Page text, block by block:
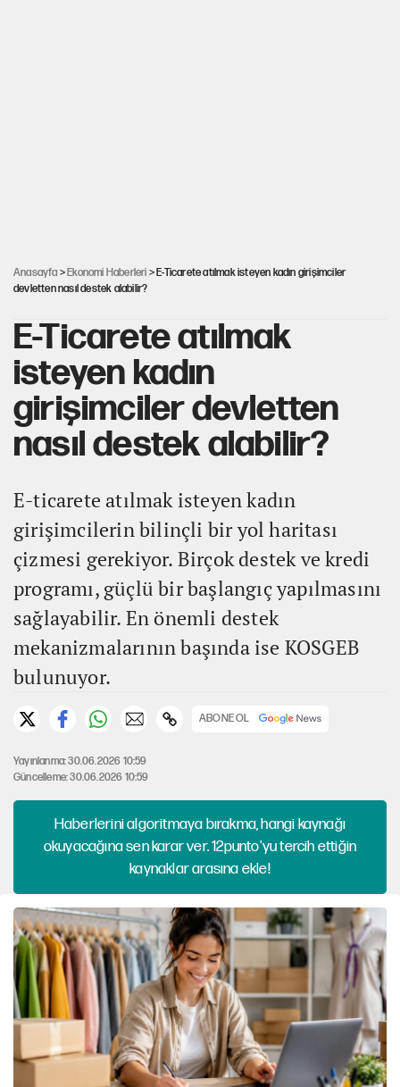
Anasayfa >Ekonomi Haberleri > E-Ticarete atılmak isteyen kadın girişimciler
devletten nasıl destek alabilir?
E-Ticarete atılmak
isteyen kadın
girişimciler devletten
nasıl destek alabilir?
E-ticarete atılmak isteyen kadın
girişimcilerin bilinçli bir yol haritası
çizmesi gerekiyor. Birçok destek ve kredi
programı, güçlü bir başlangıç yapılmasını
sağlayabilir. En önemli destek
mekanizmalarının başında ise KOSGEB
bulunuyor.
ABONE OL
Yayınlanma: 30.06.2026 10:59
Güncelleme: 30.06.2026 10:59
Haberlerini algoritmaya bırakma, hangi kaynağı
okuyacağına sen karar ver. 12punto'yu tercih ettiğin
kaynaklar arasına ekle!